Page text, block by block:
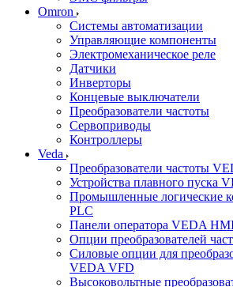
Omron
Системы автоматизации
Управляющие компоненты
Электромеханическое реле
Датчики
Инверторы
Концевые выключатели
Преобразователи частоты
Сервоприводы
Контроллеры
Veda
Преобразователи частоты
Устройства плавного пуска
Промышленные логические
PLC
Панели оператора VEDA
Опции преобразователей
Силовые опции для
VEDA VFD
Высоковольтные